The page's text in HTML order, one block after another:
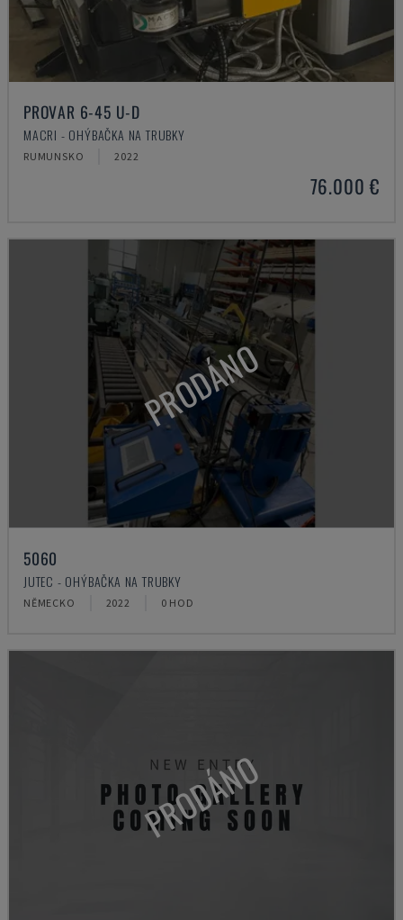
PROVAR 6-45 U-D
MACRI - OHÝBAČKA NA TRUBKY
RUMUNSKO 2022
76.000 €
PRODÁNO
5060
JUTEC - OHÝBAČKA NA TRUBKY
NĚMECKO 2022 0 HOD
PRODÁNO